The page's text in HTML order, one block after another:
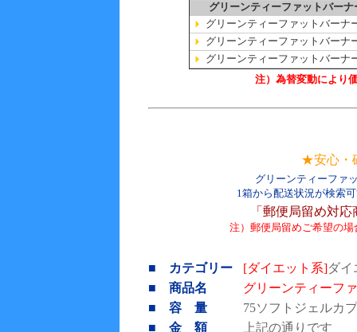
グリーンティーファットバー
グリーンティーファットバーナ
グリーンティーファットバーナ
グリーンティーファットバーナ
注）為替変動により
★安心・
グリーンティーファ
1箱から配送状況が検索
「郵便局留め対
注）郵便局留めご希望の場
■ カテゴリー [ダイエット系]ダイ
■ 商品名
グリーンティーフ
■ 容 量
75ソフトジェルカ
■ 金 額
上記の通りです